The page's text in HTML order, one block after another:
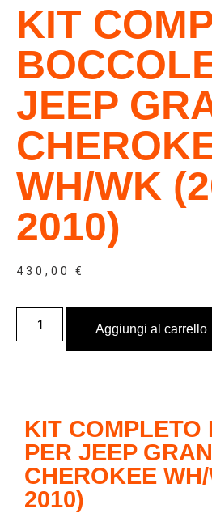
KIT
JEEP
WH/WK
2010)
430,00€
Aggiungi al carrello
KIT COMPLETO
PER JEEP
CHEROKEE
2010)